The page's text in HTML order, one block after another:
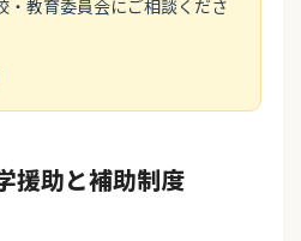
・教育委員会にご相談くださ
援助と補助制度